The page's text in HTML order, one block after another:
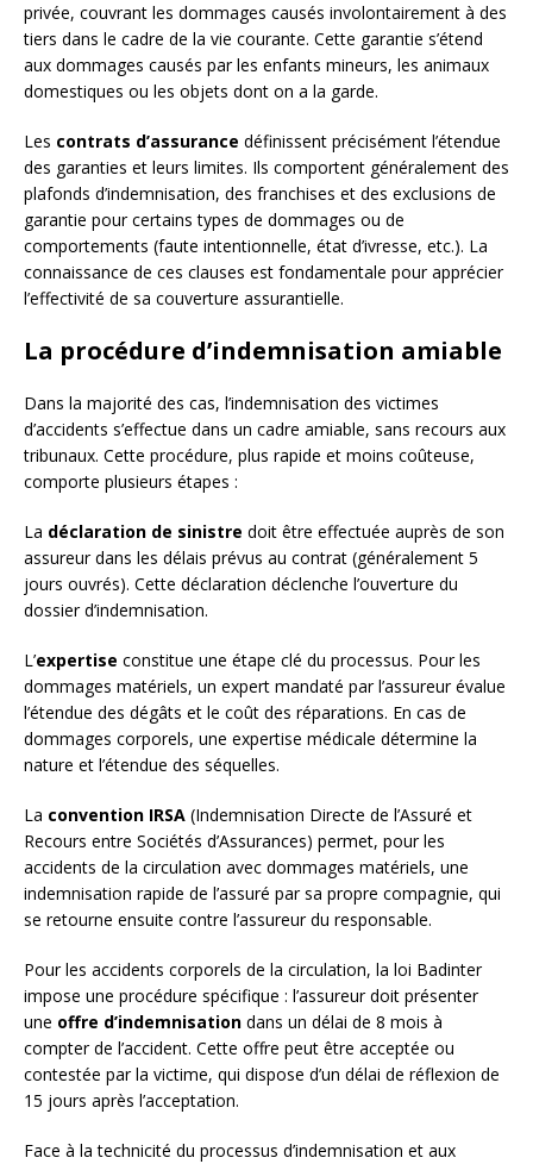
privée, couvrant les dommages causés involontairement à des
tiers dans le cadre de la vie courante. Cette garantie s’étend
aux dommages causés par les enfants mineurs, les animaux
domestiques ou les objets dont on a la garde.
Les contrats d’assurance définissent précisément l’étendue
des garanties et leurs limites. Ils comportent généralement des
plafonds d’indemnisation, des franchises et des exclusions de
garantie pour certains types de dommages ou de
comportements (faute intentionnelle, état d’ivresse, etc.). La
connaissance de ces clauses est fondamentale pour apprécier
l’effectivité de sa couverture assurantielle.
La procédure d’indemnisation amiable
Dans la majorité des cas, l’indemnisation des victimes
d’accidents s’effectue dans un cadre amiable, sans recours aux
tribunaux. Cette procédure, plus rapide et moins coûteuse,
comporte plusieurs étapes :
La déclaration de sinistre doit être effectuée auprès de son
assureur dans les délais prévus au contrat (généralement 5
jours ouvrés). Cette déclaration déclenche l’ouverture du
dossier d’indemnisation.
L’expertise constitue une étape clé du processus. Pour les
dommages matériels, un expert mandaté par l’assureur évalue
l’étendue des dégâts et le coût des réparations. En cas de
dommages corporels, une expertise médicale détermine la
nature et l’étendue des séquelles.
La convention IRSA (Indemnisation Directe de l’Assuré et
Recours entre Sociétés d’Assurances) permet, pour les
accidents de la circulation avec dommages matériels, une
indemnisation rapide de l’assuré par sa propre compagnie, qui
se retourne ensuite contre l’assureur du responsable.
Pour les accidents corporels de la circulation, la loi Badinter
impose une procédure spécifique : l’assureur doit présenter
une offre d’indemnisation dans un délai de 8 mois à
compter de l’accident. Cette offre peut être acceptée ou
contestée par la victime, qui dispose d’un délai de réflexion de
15 jours après l’acceptation.
Face à la technicité du processus d’indemnisation et aux